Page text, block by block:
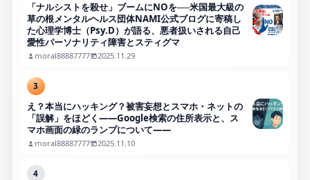
「ナルシストを殺せ」ブームにNOを──米国最大級の
草の根メンタルヘルス団体NAMI公式ブログに寄稿し
た心理学博士（Psy.D）が語る、悪者扱いされる自己
愛性パーソナリティ障害とスティグマ
moral88887777 2025.11.29
3
え？本当にハッキング？被害妄想とスマホ・ネットの
「誤解」をほどく――Google検索の住所表示と、ス
マホ画面の緑のランプについて――
moral88887777 2025.11.10
4